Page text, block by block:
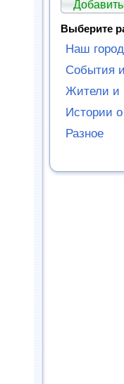
Выберите
Наш город
События
Жители и
Истории
Разное